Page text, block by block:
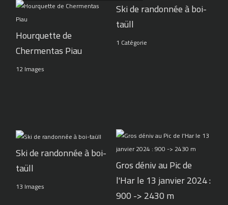
Hourquette de
Chermentas Piau
12 Images
Ski de randonnée à boi-
taüll
1 Catégorie
Ski de randonnée à boi-
taüll
13 Images
Gros déniv au Pic de
l'Har le 13 janvier 2024 :
900 -> 2430 m